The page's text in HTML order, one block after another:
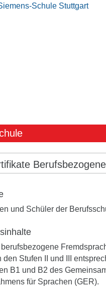
und Schüler der
den Stufen II und III
B1 und B2 des
für Sprachen (GER).